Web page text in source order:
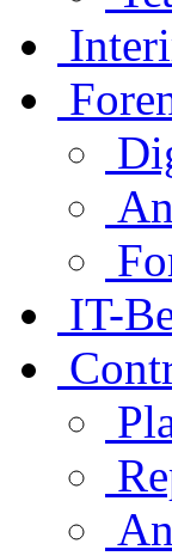
IT-